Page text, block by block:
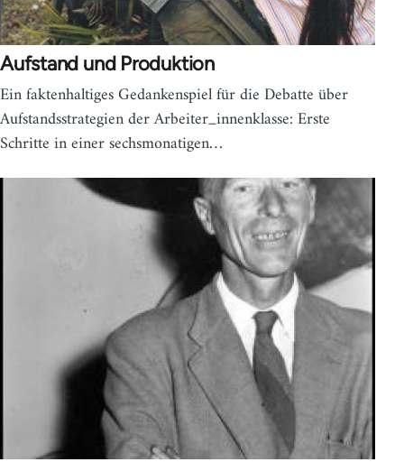
Aufstand und Produktion
Ein faktenhaltiges Gedankenspiel für die Debatte über
Aufstandsstrategien der Arbeiter_innenklasse: Erste
Schritte in einer sechsmonatigen…